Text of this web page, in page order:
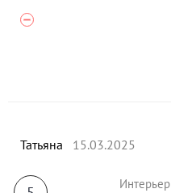
Татьяна 15.03.2025
Интерьер